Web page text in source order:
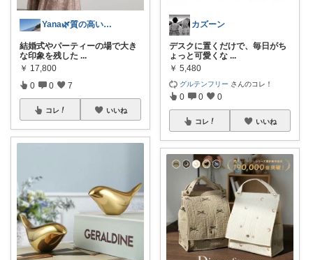
Yana🌿質の高い暮らしのROOM
結婚式やパーティーの場で大き
な印象を残した ...
￥ 17,800
0 0 7
コレ いいね
カズーン
デスクに置くだけで、毎日がち
ょっと可愛くな ...
￥ 5,480
グルテンフリー さんのコレ！
0 0 0
コレ いいね